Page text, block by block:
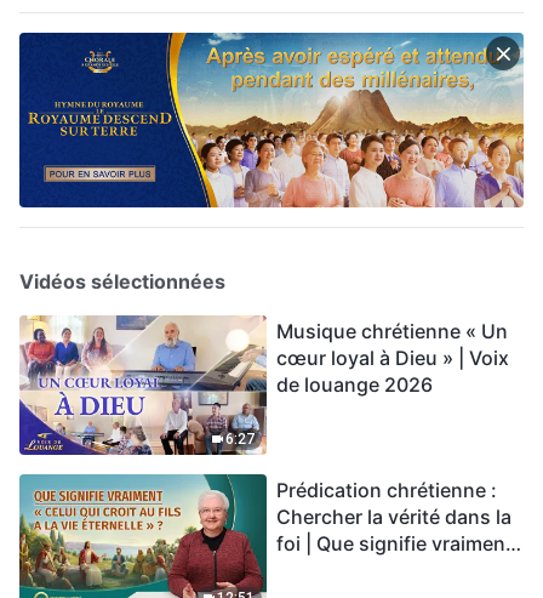
Vidéos sélectionnées
6:27
Musique chrétienne « Un
cœur loyal à Dieu » | Voix
de louange 2026
Prédication chrétienne :
Chercher la vérité dans la
foi | Que signifie vraiment